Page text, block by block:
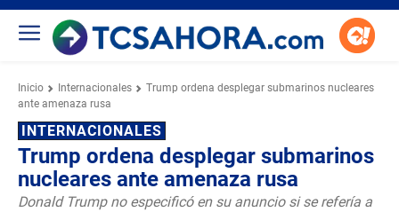
Inicio Internacionales
Trump ordena desplegar submarinos nucleares
ante amenaza rusa
INTERNACIONALES
Trump ordena desplegar submarinos
nucleares ante amenaza rusa
Donald Trump no especificó en su anuncio si se refería a